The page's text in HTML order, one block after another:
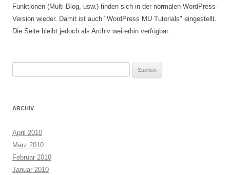
Funktionen (Multi-Blog, usw.) finden sich in der normalen WordPress-
Version wieder. Damit ist auch "WordPress MU Tutorials" eingestellt.
Die Seite bleibt jedoch als Archiv weiterhin verfügbar.
ARCHIV
April 2010
März 2010
Februar 2010
Januar 2010